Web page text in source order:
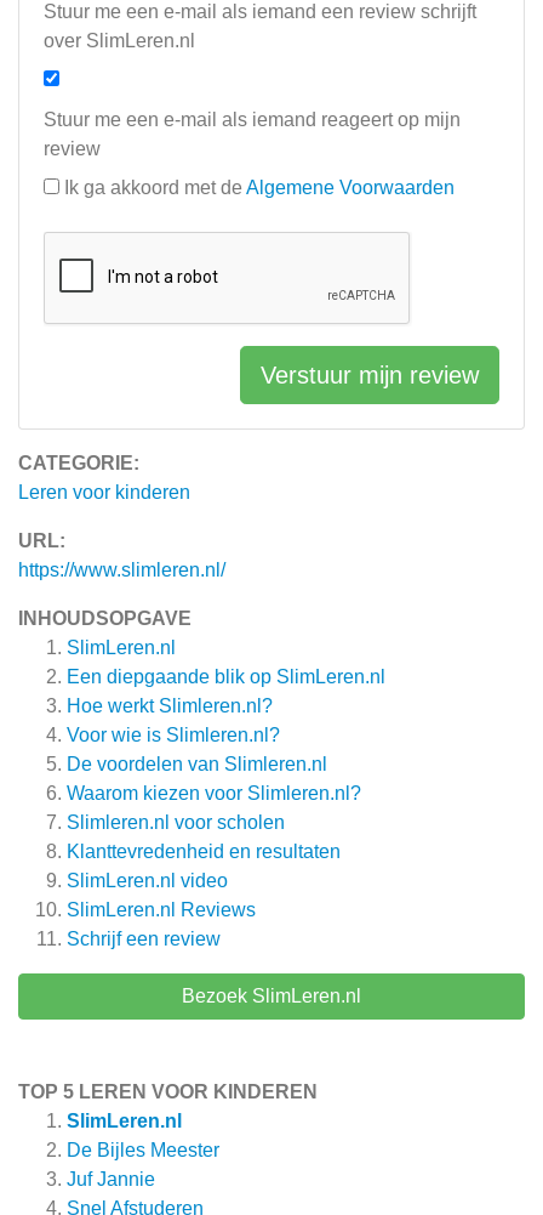
CATEGORIE:
Leren voor kinderen
URL:
https://www.slimleren.nl/
INHOUDSOPGAVE
SlimLeren.nl
Een diepgaande blik op SlimLeren.nl
Hoe werkt Slimleren.nl?
Voor wie is Slimleren.nl?
De voordelen van Slimleren.nl
Waarom kiezen voor Slimleren.nl?
Slimleren.nl voor scholen
Klanttevredenheid en resultaten
SlimLeren.nl video
SlimLeren.nl
Reviews
Schrijf een review
Bezoek SlimLeren.nl
TOP 5 LEREN VOOR KINDEREN
SlimLeren.nl
De Bijles Meester
Juf Jannie
Snel Afstuderen
Stuur me een e-mail als iemand een review schrijft
over SlimLeren.nl
Stuur me een e-mail als iemand reageert op mijn
review
Ik ga akkoord met de Algemene Voorwaarden
Verstuur mijn review